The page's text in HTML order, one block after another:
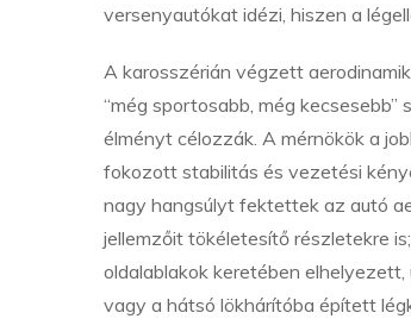
versenyautókat idézi, hiszen a
A karosszérián végzett
“még sportosabb, még kecsesebb”
élményt célozzák. A mérnökök a
fokozott stabilitás és vezetési
nagy hangsúlyt fektettek az autó
jellemzőit tökéletesítő részletekre
oldalablakok keretében elhelyezett,
vagy a hátsó lökhárítóba épített